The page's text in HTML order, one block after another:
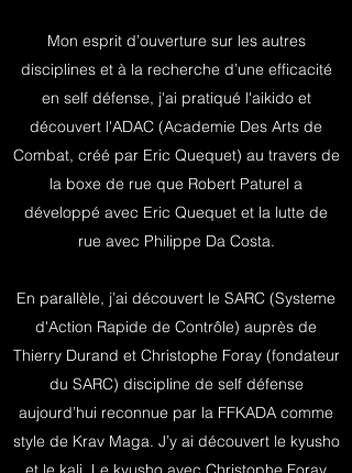
Mon esprit d’ouverture sur les autres
disciplines et à la recherche d’une efficacité
en self défense, j'ai pratiqué l'aikido et
découvert l'ADAC (Academie Des Arts de
Combat, créé par Eric Quequet) au travers de
la boxe de rue que Robert Paturel a
développé avec Eric Quequet et la lutte de
rue avec Philippe Da Costa.
En parallèle, j’ai découvert le SARC (Systeme
d'Action Rapide de Contrôle) auprès de
Thierry Durand et Christophe Foray (fondateur
du SARC) discipline de self défense
aujourd’hui reconnue par la FFKADA comme
style de Krav Maga. J’y ai découvert le kyusho